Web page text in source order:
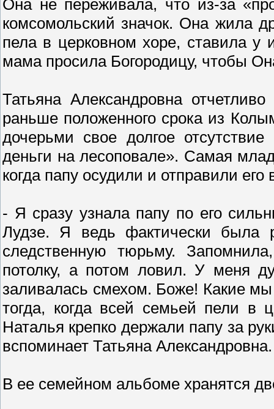
Она не переживала, что из-за
комсомольский значок. Она жила
пела в церковном хоре, ставила
мама просила Богородицу, чтобы
Татьяна Александровна
раньше положенного срока из
дочерьми свое долгое
деньги на лесоповале». Самая
когда папу осудили и отправили
- Я сразу узнала папу по его
Лудзе. Я ведь фактически была
следственную тюрьму.
потолку, а потом ловил. У меня
заливалась смехом. Боже! Какие
тогда, когда всей семьей пели
Наталья крепко держали папу за
вспоминает Татьяна Александровна.
В ее семейном альбоме хранятся